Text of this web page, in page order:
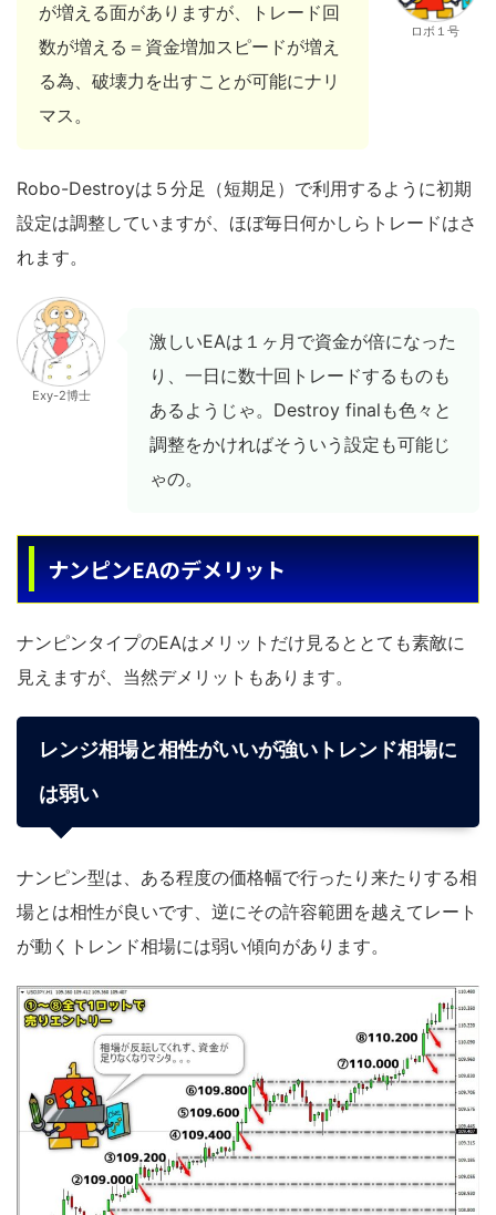
が増える面がありますが、トレード回
数が増える＝資金増加スピードが増え
る為、破壊力を出すことが可能にナリ
マス。
ロボ１号
Robo-Destroyは５分足（短期足）で利用するように初期
設定は調整していますが、ほぼ毎日何かしらトレードはさ
れます。
Exy-2博士
激しいEAは１ヶ月で資金が倍になった
り、一日に数十回トレードするものも
あるようじゃ。Destroy finalも色々と
調整をかければそういう設定も可能じ
ゃの。
ナンピンEAのデメリット
ナンピンタイプのEAはメリットだけ見るととても素敵に
見えますが、当然デメリットもあります。
レンジ相場と相性がいいが強いトレンド相場に
は弱い
ナンピン型は、ある程度の価格幅で行ったり来たりする相
場とは相性が良いです、逆にその許容範囲を越えてレート
が動くトレンド相場には弱い傾向があります。